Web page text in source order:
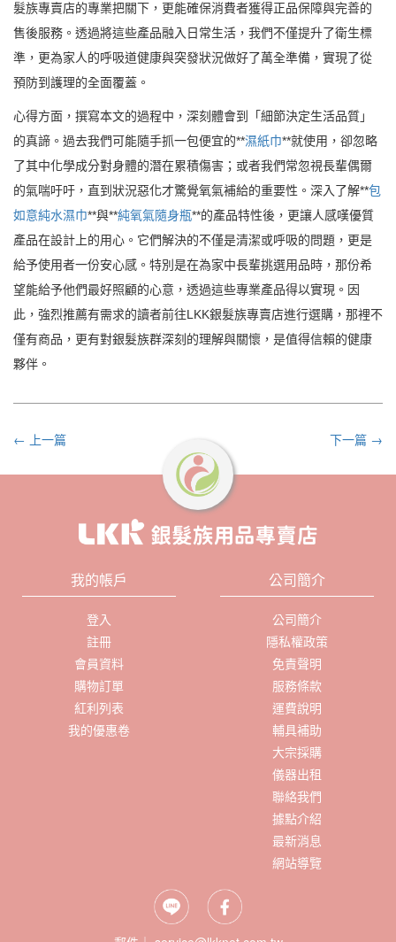
髮族專賣店的專業把關下，更能確保消費者獲得正品保障與完善的
售後服務。透過將這些產品融入日常生活，我們不僅提升了衛生標
準，更為家人的呼吸道健康與突發狀況做好了萬全準備，實現了從
預防到護理的全面覆蓋。
心得方面，撰寫本文的過程中，深刻體會到「細節決定生活品質」
的真諦。過去我們可能隨手抓一包便宜的**濕紙巾**就使用，卻忽略
了其中化學成分對身體的潛在累積傷害；或者我們常忽視長輩偶爾
的氣喘吁吁，直到狀況惡化才驚覺氧氣補給的重要性。深入了解**包
如意純水濕巾**與**純氧氣隨身瓶**的產品特性後，更讓人感嘆優質
產品在設計上的用心。它們解決的不僅是清潔或呼吸的問題，更是
給予使用者一份安心感。特別是在為家中長輩挑選用品時，那份希
望能給予他們最好照顧的心意，透過這些專業產品得以實現。因
此，強烈推薦有需求的讀者前往LKK銀髮族專賣店進行選購，那裡不
僅有商品，更有對銀髮族群深刻的理解與關懷，是值得信賴的健康
夥伴。
← 上一篇 下一篇 →
我的帳戶
登入
註冊
會員資料
購物訂單
紅利列表
我的優惠卷
公司簡介
公司簡介
隱私權政策
免責聲明
服務條款
運費說明
輔具補助
大宗採購
儀器出租
聯絡我們
據點介紹
最新消息
網站導覽